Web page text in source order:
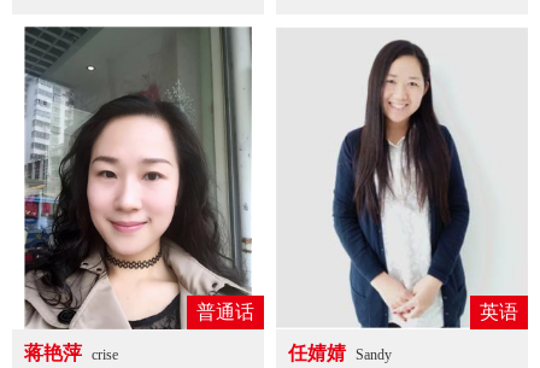
普通话
蒋艳萍 crise
英语
任婧婧 Sandy